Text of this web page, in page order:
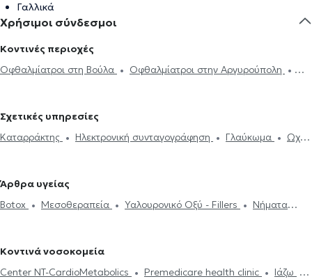
Γαλλικά
Χρήσιμοι σύνδεσμοι
Κοντινές περιοχές
Οφθαλμίατροι στη Βούλα
Οφθαλμίατροι στην Αργυρούπολη
Οφθαλμίατροι στο Παλαιό Φάληρο
Οφθαλμίατροι στη Νέα Σμύρνη
Οφθαλμίατροι στον Βύρωνα
Οφθαλμίατροι στον Νέο Κόσμο
Οφθαλμίατροι στον Πειραιά
Οφθαλμίατροι στα Πετράλωνα
Σχετικές υπηρεσίες
Καταρράκτης
Ηλεκτρονική συνταγογράφηση Γλαύκωμα
Ωχρά
Χαλάζιο
Κερατόκωνος
υγείας για εργασία
Botox Μεσοθεραπεία
Υαλουρονικό Οξύ -
Άρθρα υγείας
Botox
Μεσοθεραπεία Υαλουρονικό Οξύ - Fillers
Νήματα
Ωχρά κηλίδα
Κοντινά νοσοκομεία
Center NT-CardioMetabolics
Premedicare health clinic
Ιάζω